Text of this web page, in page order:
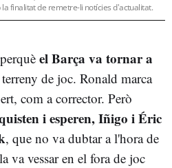
finalitat de remetre-li notícies d'actualitat.
el Barça va tornar a
de joc. Ronald marca
com a corrector. Però
i esperen, Iñigo i Éric
, que no va dubtar a l'hora de
va vessar en el fora de joc